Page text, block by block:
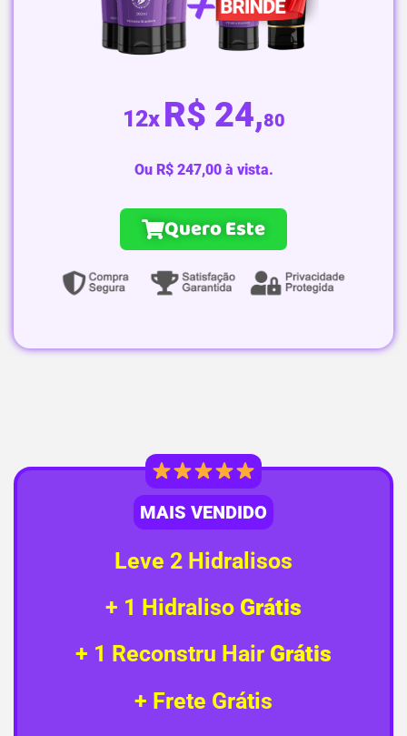
12x R$ 24,80
Ou R$ 247,00 à vista.
Quero Este
MAIS VENDIDO
Leve 2 Hidralisos
+ 1 Hidraliso Grátis
+ 1 Reconstru Hair Grátis
+ Frete Grátis